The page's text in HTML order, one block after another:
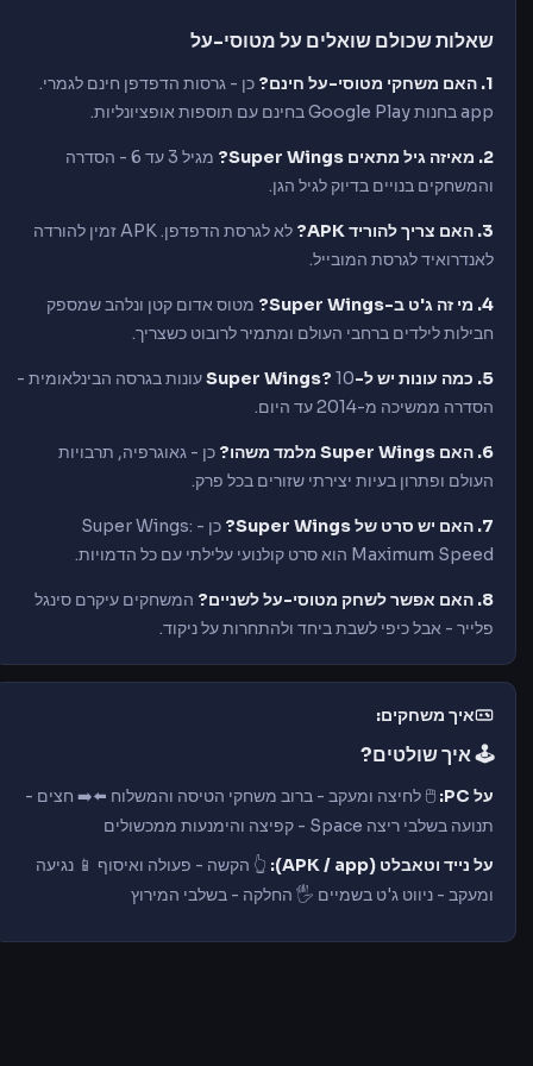
שאלות שכולם שואלים על מטוסי-על
1. האם משחקי מטוסי-על חינם?
כן - גרסות הדפדפן חינם לגמרי.
app בחנות Google Play בחינם עם תוספות אופציונליות.
2. מאיזה גיל מתאים Super Wings?
מגיל 3 עד 6 - הסדרה
והמשחקים בנויים בדיוק לגיל הגן.
3. האם צריך להוריד APK?
לא לגרסת הדפדפן. APK זמין להורדה
לאנדרואיד לגרסת המובייל.
4. מי זה ג'ט ב-Super Wings?
מטוס אדום קטן ונלהב שמספק
חבילות לילדים ברחבי העולם ומתמיר לרובוט כשצריך.
5. כמה עונות יש ל-Super Wings?
10 עונות בגרסה הבינלאומית -
הסדרה ממשיכה מ-2014 עד היום.
6. האם Super Wings מלמד משהו?
כן - גאוגרפיה, תרבויות
העולם ופתרון בעיות יצירתי שזורים בכל פרק.
7. האם יש סרט של Super Wings?
כן - Super Wings:
Maximum Speed הוא סרט קולנועי עלילתי עם כל הדמויות.
8. האם אפשר לשחק מטוסי-על לשניים?
המשחקים עיקרם סינגל
פלייר - אבל כיפי לשבת ביחד ולהתחרות על ניקוד.
איך משחקים:
🕹️ איך שולטים?
על PC:
🖱️ לחיצה ומעקב - ברוב משחקי הטיסה והמשלוח ⬅️➡️ חצים -
תנועה בשלבי ריצה Space - קפיצה והימנעות ממכשולים
על נייד וטאבלט (APK / app):
👆 הקשה - פעולה ואיסוף 📱 נגיעה
ומעקב - ניווט ג'ט בשמיים 🖐️ החלקה - בשלבי המירוץ